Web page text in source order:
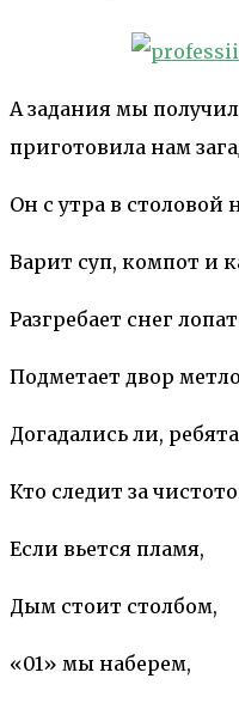
А задания мы
приготовила нам
Он с утра в столовой
Варит суп, компот и
Разгребает снег
Подметает двор
Догадались ли,
Кто следит за
Если вьется пламя,
Дым стоит столбом,
«01» мы наберем,